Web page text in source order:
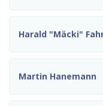
Harald "Mäcki"
Martin Hanemann